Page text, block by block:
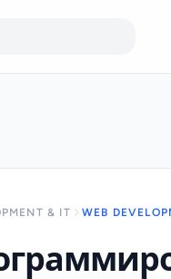
& IT WEB